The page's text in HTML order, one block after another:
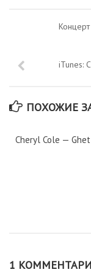
iTunes:
ПОХОЖИЕ
Cheryl Cole —
1